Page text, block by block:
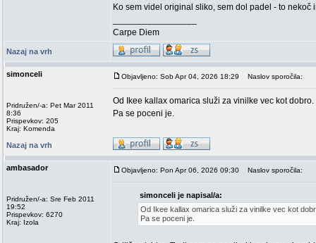
Ko sem videl original sliko, sem dol padel - to nekoč
Carpe Diem
Nazaj na vrh
simonceli
Pridružen/-a: Pet Mar 2011
8:36
Prispevkov: 205
Kraj: Komenda
Objavljeno: Sob Apr 04, 2026 18:29 Naslov sporočila:
Od Ikee kallax omarica služi za vinilke vec kot dobro.
Pa se poceni je.
Nazaj na vrh
ambasador
Pridružen/-a: Sre Feb 2011
19:52
Prispevkov: 6270
Kraj: Izola
Objavljeno: Pon Apr 06, 2026 09:30 Naslov sporočila:
simonceli je napisal/a:
Od Ikee kallax omarica služi za vinilke vec kot
Pa se poceni je.